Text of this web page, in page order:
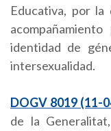
Educativa, por
identidad de
intersexualidad.
DOGV 8019 (11-
de la